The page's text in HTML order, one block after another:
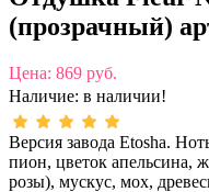
(прозрачный)
Цена: 869 руб.
Наличие: в наличии!
Версия завода Etosha.
пион, цветок апельсина,
розы), мускус, мох,